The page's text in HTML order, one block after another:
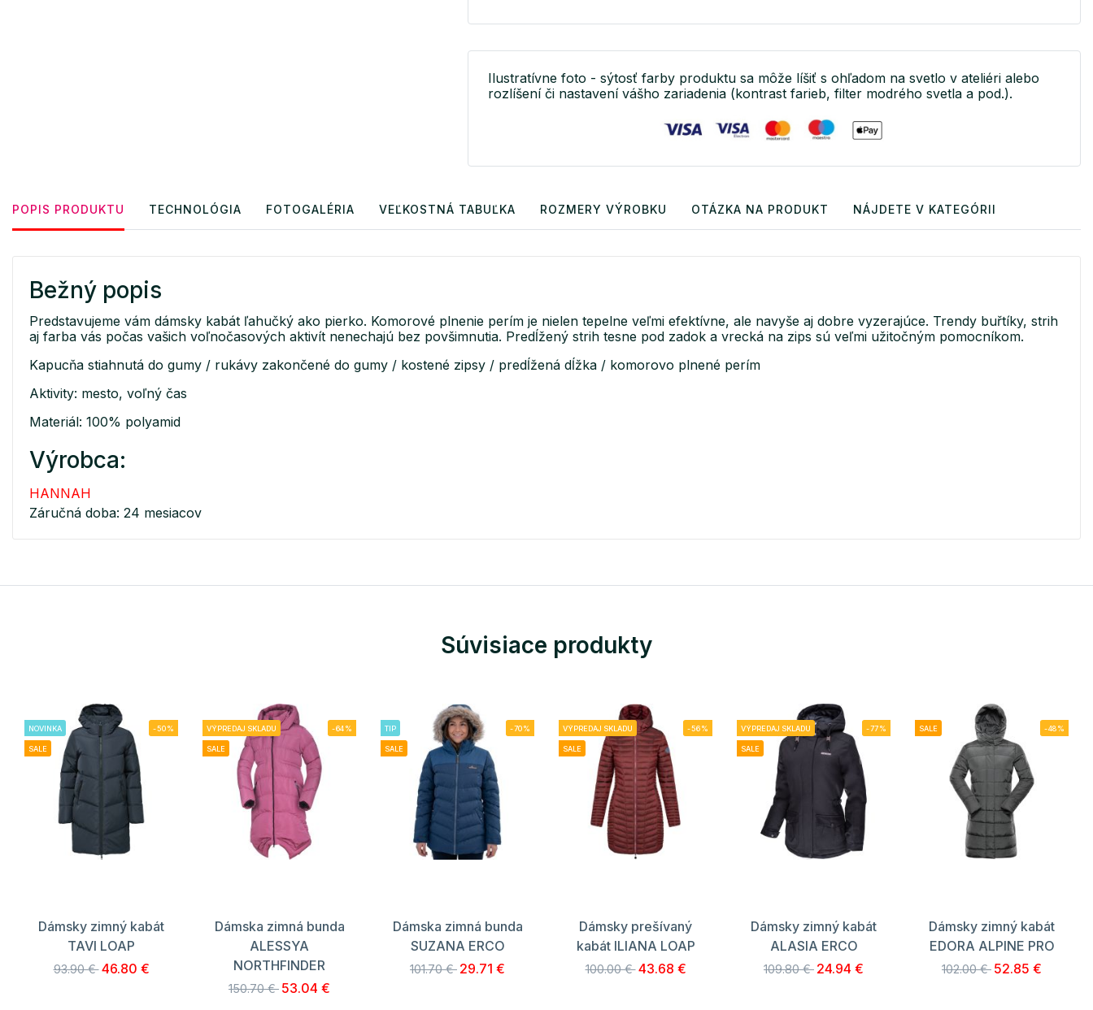
Ilustratívne foto - sýtosť farby produktu sa môže líšiť s ohľadom na svetlo v ateliéri alebo
rozlíšení či nastavení vášho zariadenia (kontrast farieb, filter modrého svetla a pod.).
POPIS PRODUKTU TECHNOLÓGIA FOTOGALÉRIA VEĽKOSTNÁ TABUĽKA ROZMERY VÝROBKU OTÁZKA NA PRODUKT NÁJDETE V KATEGÓRII
Bežný popis
Predstavujeme vám dámsky kabát ľahučký ako pierko. Komorové plnenie perím je nielen tepelne veľmi efektívne, ale navyše aj dobre vyzerajúce. Trendy buřtíky, strih
aj farba vás počas vašich voľnočasových aktivít nenechajú bez povšimnutia. Predĺžený strih tesne pod zadok a vrecká na zips sú veľmi užitočným pomocníkom.
Kapucňa stiahnutá do gumy / rukávy zakončené do gumy / kostené zipsy / predĺžená dĺžka / komorovo plnené perím
Aktivity: mesto, voľný čas
Materiál: 100% polyamid
Výrobca:
HANNAH
Záručná doba: 24 mesiacov
Súvisiace produkty
NOVINKA
SALE
-50%
Dámsky zimný kabát
TAVI LOAP
93.90 € 46.80 €
VÝPREDAJ SKLADU
SALE
-64%
Dámska zimná bunda
ALESSYA
NORTHFINDER
150.70 € 53.04 €
TIP
SALE
-70%
Dámska zimná bunda
SUZANA ERCO
101.70 € 29.71 €
VÝPREDAJ SKLADU
SALE
-56%
Dámsky prešívaný
kabát ILIANA LOAP
100.00 € 43.68 €
VÝPREDAJ SKLADU
SALE
-77%
Dámsky zimný kabát
ALASIA ERCO
109.80 € 24.94 €
SALE -48%
Dámsky zimný kabát
EDORA ALPINE PRO
102.00 € 52.85 €